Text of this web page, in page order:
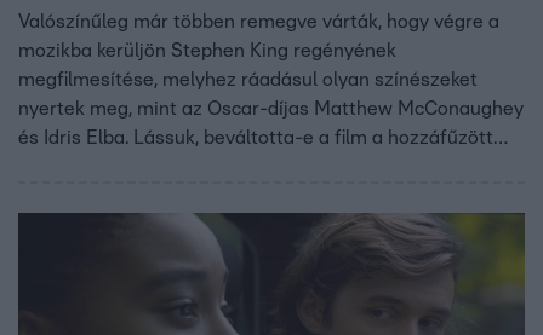
Valószínűleg már többen remegve várták, hogy végre a
mozikba kerüljön Stephen King regényének
megfilmesítése, melyhez ráadásul olyan színészeket
nyertek meg, mint az Oscar-díjas Matthew McConaughey
és Idris Elba. Lássuk, beváltotta-e a film a hozzáfűzött